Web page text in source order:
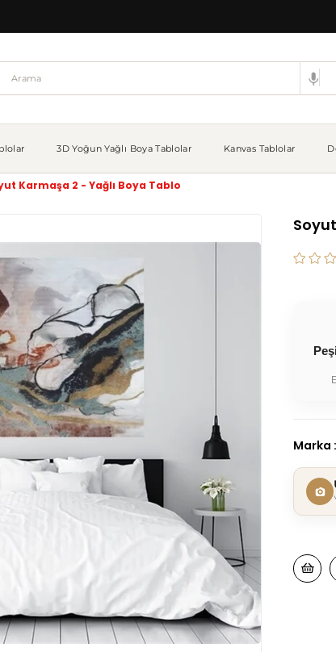
3D Yoğun Yağlı Boya Tablolar Kanvas Tablolar
Karmaşa 2 - Yağlı Boya Tablo
Marka :